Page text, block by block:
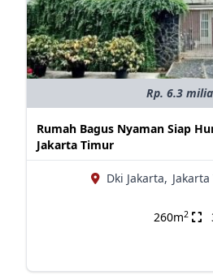
Rp. 6.3
Rumah Bagus Nyaman Siap
Jakarta Timur
Dki Jakarta,
260m2